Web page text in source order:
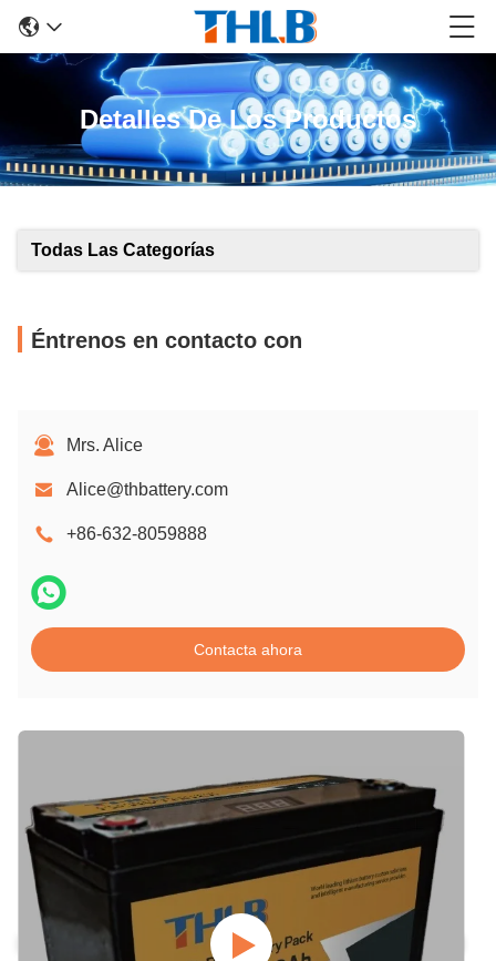
Detalles De Los Productos
Todas Las Categorías
Éntrenos en contacto con
Mrs. Alice
Alice@thbattery.com
+86-632-8059888
Contacta ahora